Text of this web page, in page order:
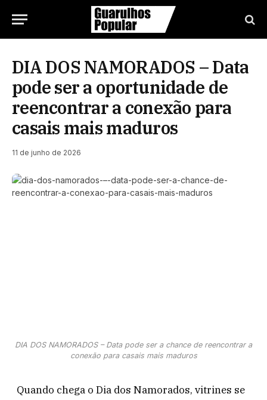
DIA DOS NAMORADOS – Data
pode ser a oportunidade de
reencontrar a conexão para
casais mais maduros
11 de junho de 2026
DIA DOS NAMORADOS – Data pode ser a chance de reencontrar a
conexão para casais mais maduros
Quando chega o Dia dos Namorados, vitrines se